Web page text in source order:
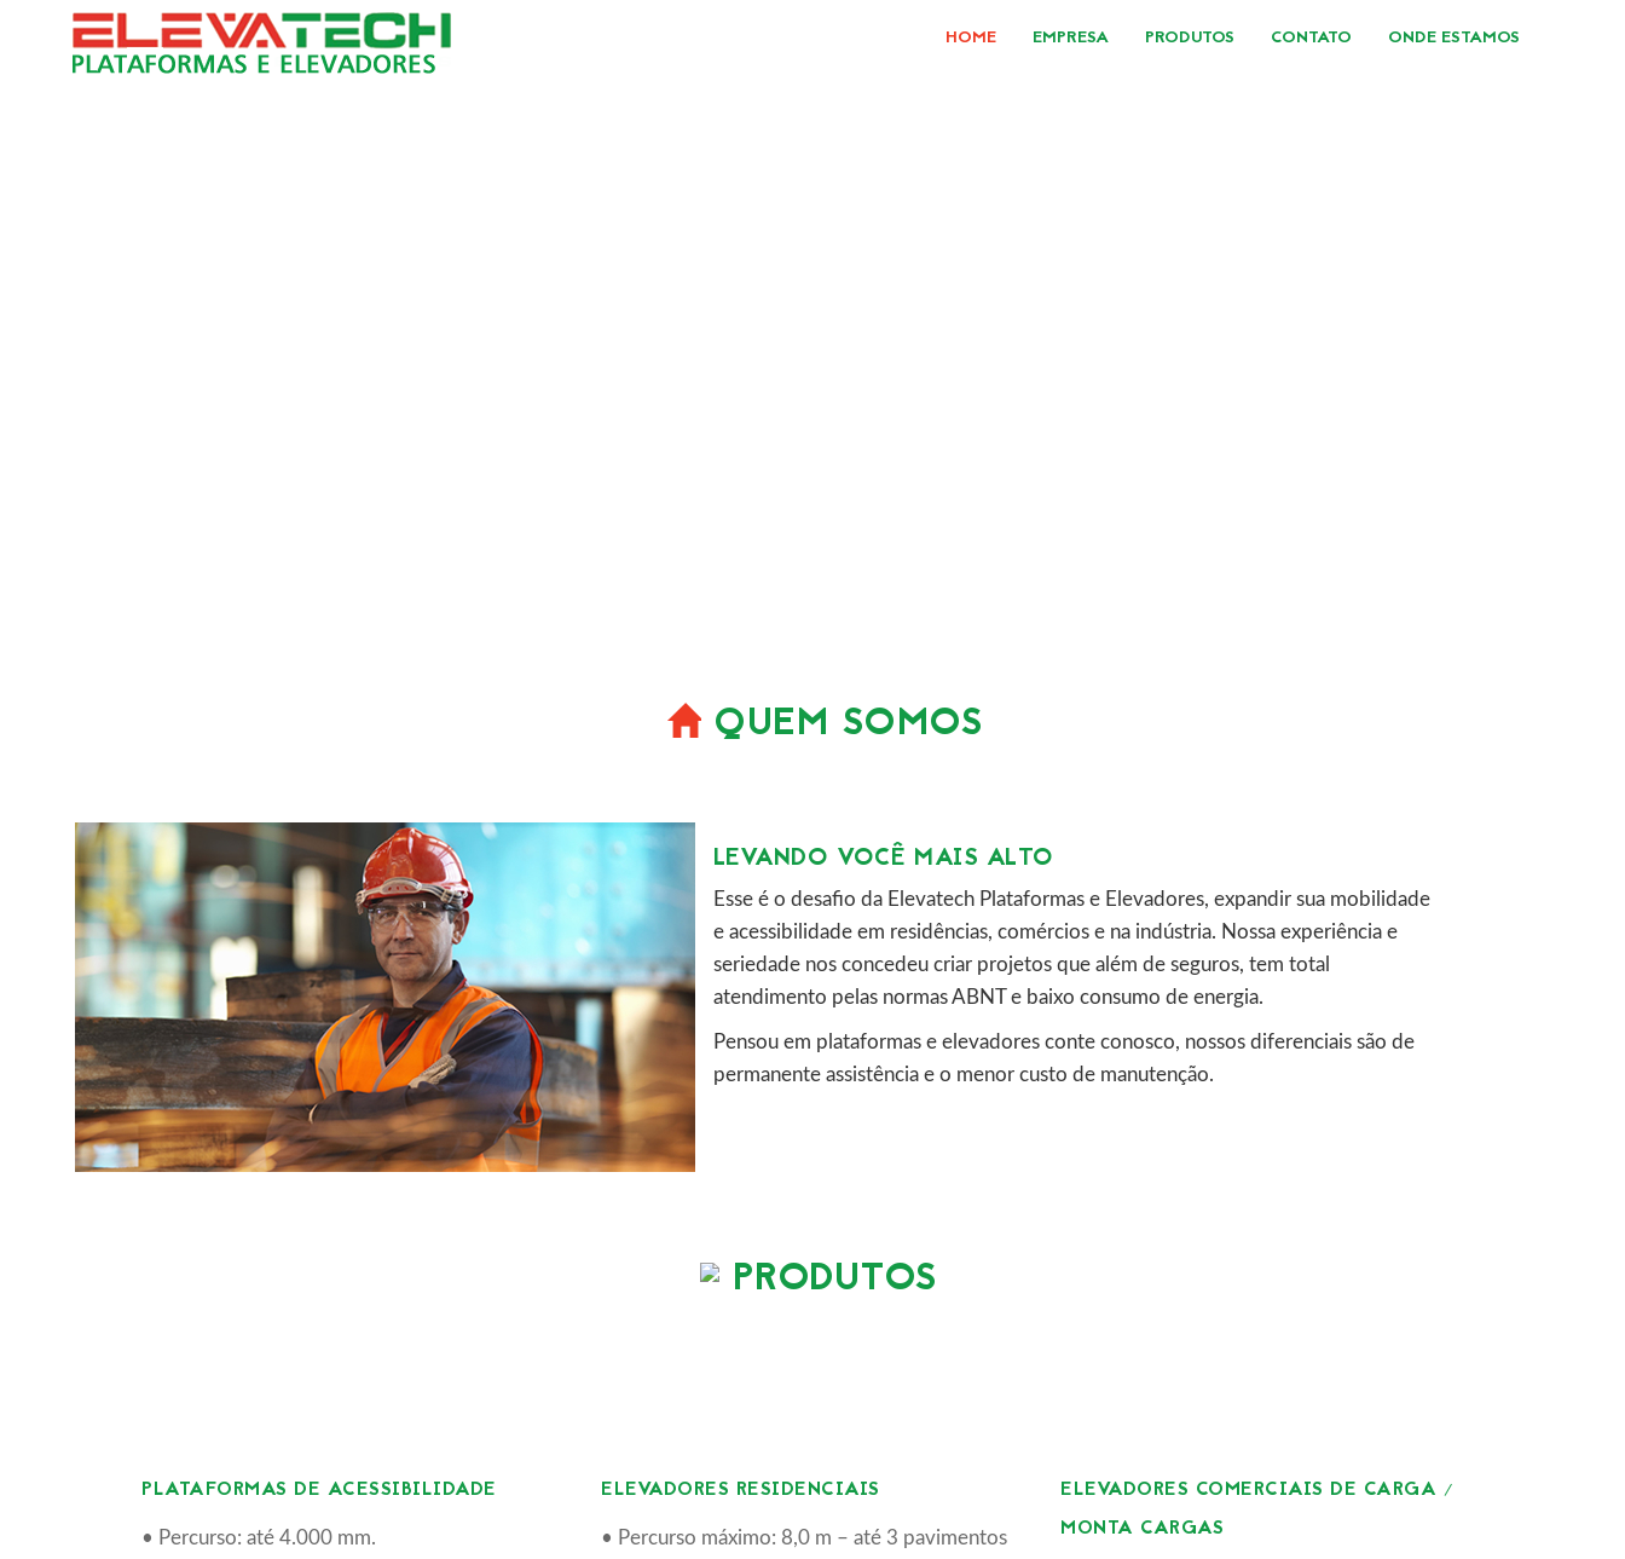
HOME EMPRESA PRODUTOS CONTATO ONDE ESTAMOS
QUEM SOMOS
LEVANDO VOCÊ MAIS ALTO
Esse é o desafio da Elevatech Plataformas e Elevadores, expandir sua mobilidade
e acessibilidade em residências, comércios e na indústria. Nossa experiência e
seriedade nos concedeu criar projetos que além de seguros, tem total
atendimento pelas normas ABNT e baixo consumo de energia.
Pensou em plataformas e elevadores conte conosco, nossos diferenciais são de
permanente assistência e o menor custo de manutenção.
PRODUTOS
PLATAFORMAS DE ACESSIBILIDADE
• Percurso: até 4.000 mm.
ELEVADORES RESIDENCIAIS
• Percurso máximo: 8,0 m – até 3 pavimentos
ELEVADORES COMERCIAIS DE CARGA /
MONTA CARGAS